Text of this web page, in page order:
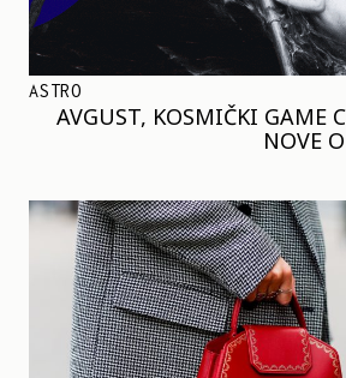
ASTRO
AVGUST, KOSMIČKI GAME
NOVE